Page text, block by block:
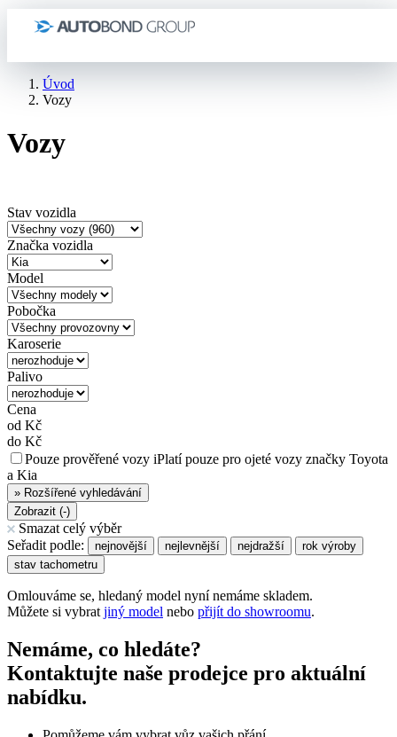
Úvod
Vozy
Vozy
Stav vozidla
Značka vozidla
Model
Pobočka
Karoserie
Palivo
Cena
od Kč
do Kč
Pouze prověřené vozy iPlatí pouze pro ojeté vozy značky Toyota
a Kia
» Rozšířené vyhledávání
Zobrazit (-)
Smazat celý výběr
Seřadit podle:
nejnovější nejlevnější nejdražší
rok výroby
stav tachometru
Omlouváme se, hledaný model nyní nemáme skladem.
Můžete si vybrat jiný model nebo přijít do showroomu.
Nemáme, co hledáte?
Kontaktujte naše prodejce pro aktuální
nabídku.